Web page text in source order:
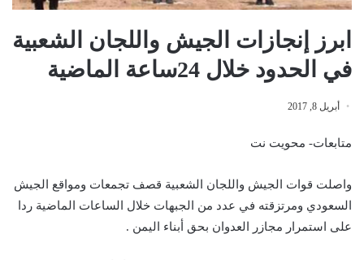
ابرز إنجازات الجيش واللجان الشعبية
في الحدود خلال 24ساعة الماضية
أبريل 8, 2017
متابعات- محويت نت
واصلت قوات الجيش واللجان الشعبية قصف تجمعات ومواقع الجيش
السعودي ومرتزقته في عدد من الجبهات خلال الساعات الماضية ردا
على استمرار مجازر العدوان بحق أبناء اليمن .